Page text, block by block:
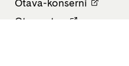
Otava-konserni
Ota vastuu